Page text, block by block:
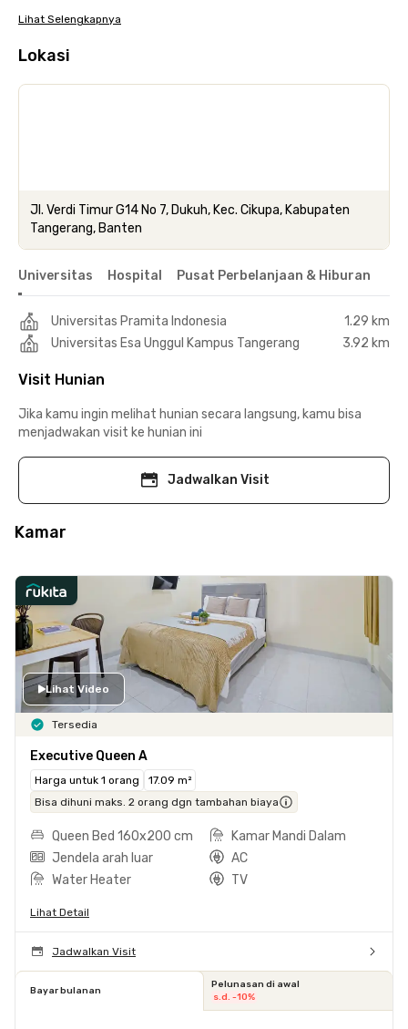
Lihat Selengkapnya
Lokasi
Jl. Verdi Timur G14 No 7, Dukuh, Kec. Cikupa, Kabupaten
Tangerang, Banten
Universitas Hospital Pusat Perbelanjaan & Hiburan
Universitas Pramita Indonesia
1.29 km
Universitas Esa Unggul Kampus Tangerang
3.92 km
Visit Hunian
Jika kamu ingin melihat hunian secara langsung, kamu bisa
menjadwakan visit ke hunian ini
Jadwalkan Visit
Kamar
Lihat Video
Tersedia
Executive Queen A
Harga untuk 1 orang
17.09 m²
Bisa dihuni maks. 2 orang dgn tambahan biaya
Queen Bed 160x200 cm
Kamar Mandi Dalam
Jendela arah luar
AC
Water Heater
TV
Lihat Detail
Jadwalkan Visit
Bayar bulanan
Pelunasan di awal
s.d. -10%